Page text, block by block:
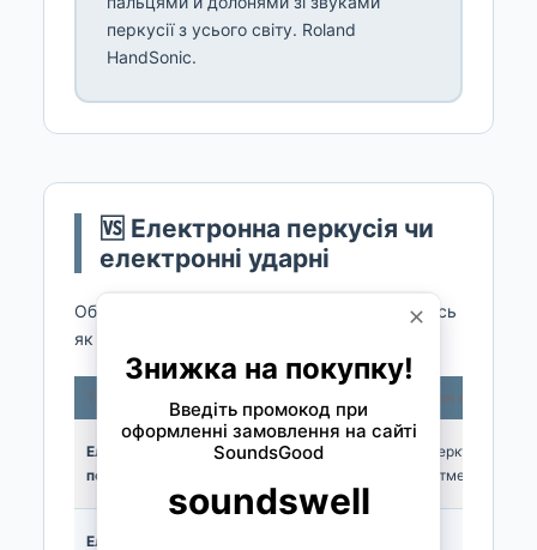
перкусії з усього світу. Roland
HandSonic.
🆚 Електронна перкусія чи
електронні ударні
Обидві електронні, але під різні завдання. Ось
як вони співвідносяться.
Тип Для кого
Електронна
перкусія
Мультипеди,
модулі,
Семпли,
лупи,
доповнення
Перкусіоністи,
бітмейкери
Електронні